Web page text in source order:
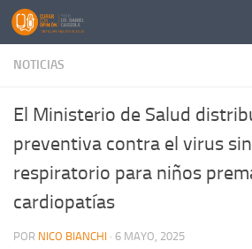
Saltar al contenido
NOTICIAS
El Ministerio de Salud
preventiva contra el virus
respiratorio para niños
cardiopatías
POR NICO BIANCHI · 6 MAYO, 2025